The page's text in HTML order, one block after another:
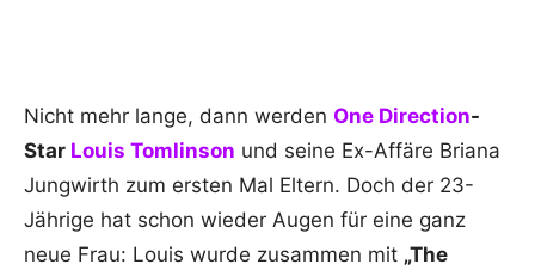
Nicht mehr lange, dann werden One Direction-
Star Louis Tomlinson und seine Ex-Affäre Briana
Jungwirth zum ersten Mal Eltern. Doch der 23-
Jährige hat schon wieder Augen für eine ganz
neue Frau: Louis wurde zusammen mit „The